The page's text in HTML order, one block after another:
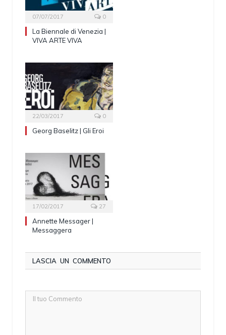
07/07/2017 0
La Biennale di Venezia |
VIVA ARTE VIVA
22/03/2017 0
Georg Baselitz | Gli Eroi
17/02/2017 27
Annette Messager |
Messaggera
LASCIA UN COMMENTO